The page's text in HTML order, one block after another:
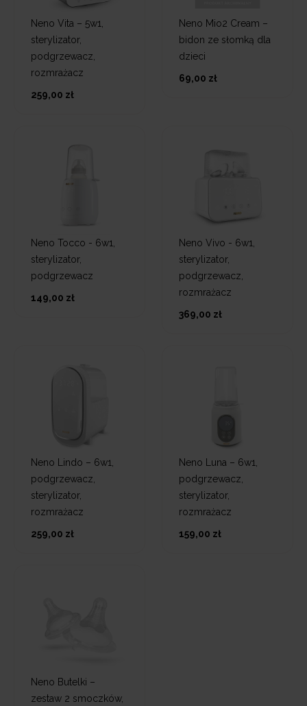
Neno Vita – 5w1,
sterylizator,
podgrzewacz,
rozmrażacz
259,00 zł
Neno Mio2 Cream –
bidon ze słomką dla
dzieci
69,00 zł
Neno Tocco - 6w1,
sterylizator,
podgrzewacz
149,00 zł
Neno Vivo - 6w1,
sterylizator,
podgrzewacz,
rozmrażacz
369,00 zł
Neno Lindo – 6w1,
podgrzewacz,
sterylizator,
rozmrażacz
259,00 zł
Neno Luna – 6w1,
podgrzewacz,
sterylizator,
rozmrażacz
159,00 zł
Neno Butelki –
zestaw 2 smoczków,